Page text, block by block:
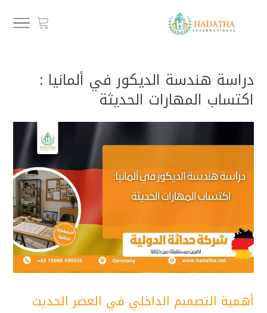
دراسة هندسة الديكور في ألمانيا :
اكتساب المهارات الحديثة
أهمية التصميم الداخلي في العصر الحديث